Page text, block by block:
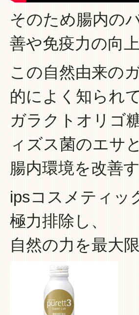
そのため腸内の
善や免疫力の向
この自然由来の
的によく知られ
ガラクトオリゴ
ィズス菌のエサ
腸内環境を改善
ipsコスメティッ
極力排除し、
自然の力を最大